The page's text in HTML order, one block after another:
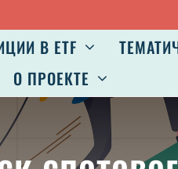
В ETF
О ПРОЕКТЕ